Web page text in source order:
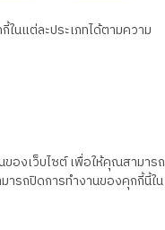
นแต่ละประเภทได้ตามความ
ของเว็บไซต์ เพื่อให้คุณสามารถ
ารถปิดการทำงานของคุกกี้นี้ใน